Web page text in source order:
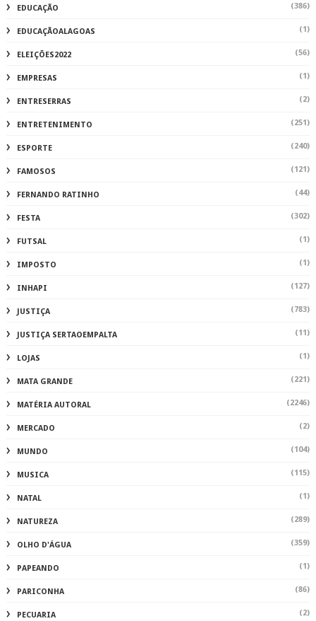
EDUCAÇÃO (386)
EDUCAÇÃOALAGOAS (1)
ELEIÇÕES2022 (56)
EMPRESAS (1)
ENTRESERRAS (2)
ENTRETENIMENTO (251)
ESPORTE (240)
FAMOSOS (121)
FERNANDO RATINHO (44)
FESTA (302)
FUTSAL (1)
IMPOSTO (1)
INHAPI (127)
JUSTIÇA (783)
JUSTIÇA SERTAOEMPALTA (11)
LOJAS (1)
MATA GRANDE (221)
MATÉRIA AUTORAL (2246)
MERCADO (2)
MUNDO (104)
MUSICA (115)
NATAL (1)
NATUREZA (289)
OLHO D'ÁGUA (359)
PAPEANDO (1)
PARICONHA (86)
PECUARIA (2)